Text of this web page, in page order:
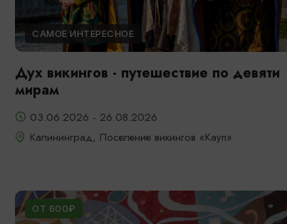
САМОЕ ИНТЕРЕСНОЕ
Дух викингов - путешествие по девяти
мирам
03.06.2026 - 26.08.2026
Калининград, Поселение викингов «Кауп»
ОТ 600₽